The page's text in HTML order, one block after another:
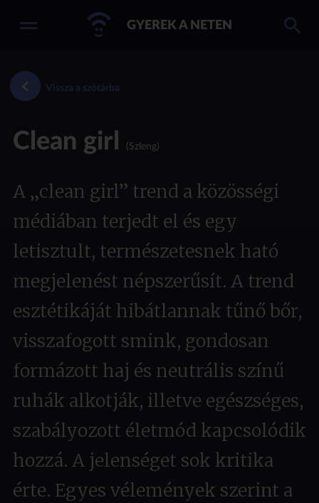
GYEREK A NETEN
Vissza a szótárba
Clean girl (Szleng)
A „clean girl” trend a közösségi
médiában terjedt el és egy
letisztult, természetesnek ható
megjelenést népszerűsít. A trend
esztétikáját hibátlannak tűnő bőr,
visszafogott smink, gondosan
formázott haj és neutrális színű
ruhák alkotják, illetve egészséges,
szabályozott életmód kapcsolódik
hozzá. A jelenséget sok kritika
érte. Egyes vélemények szerint a